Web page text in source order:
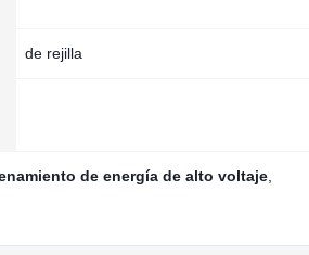
de rejilla
de energía de alto voltaje